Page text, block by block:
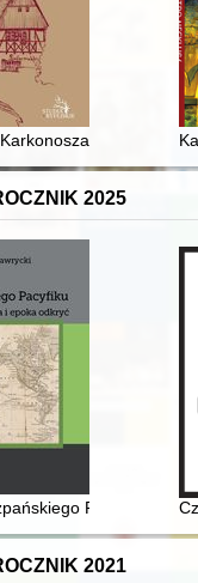
Noblistów w Nowym
: siła lokalności
:
2025
Belated love : Ivan
i losach
Pacyfiku. T. 1,
2021